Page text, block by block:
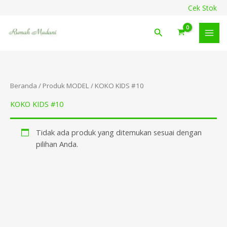
konten
Cek Stok
Cari
Beranda / Produk MODEL / KOKO KIDS #10
KOKO KIDS #10
Tidak ada produk yang ditemukan sesuai dengan
pilihan Anda.